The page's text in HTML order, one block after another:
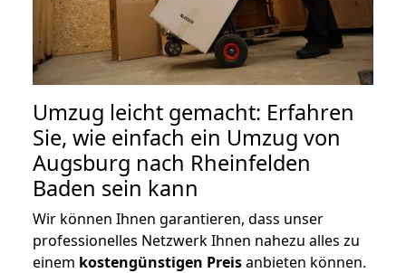
Umzug leicht gemacht: Erfahren
Sie, wie einfach ein Umzug von
Augsburg nach Rheinfelden
Baden sein kann
Wir können Ihnen garantieren, dass unser
professionelles Netzwerk Ihnen nahezu alles zu
einem kostengünstigen Preisanbieten können.